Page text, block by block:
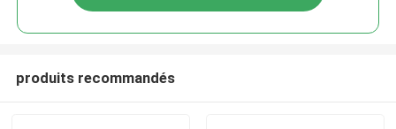
produits recommandés